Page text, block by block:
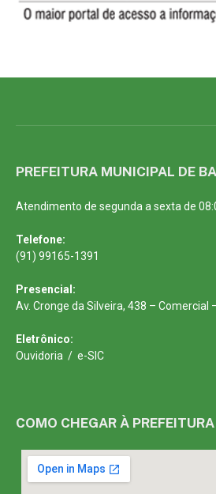
PREFEITURA MUNICIPAL DE
Atendimento de segunda a sexta de
Telefone:
(91) 99165-1391
Presencial:
Av. Cronge da Silveira, 438 – Comercial
Eletrônico:
Ouvidoria / e-SIC
COMO CHEGAR À PREFEITURA